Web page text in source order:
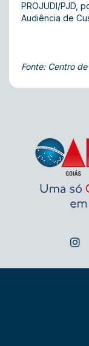
PROJUDI/PJD,
Audiência de
Fonte: Centro